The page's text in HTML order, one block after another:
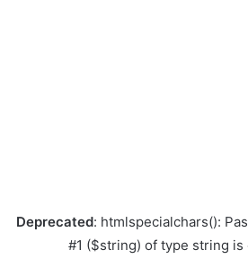
Deprecated: htmlspecialchars():
#1 ($string) of type string is